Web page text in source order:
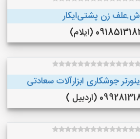
زن پشتی‌ایکار
(ایلام)
جوشکاری ابزارآلات سعادتی
(اردبیل )